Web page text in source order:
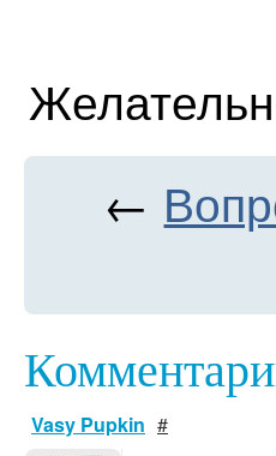
←
Vasy Pupkin #